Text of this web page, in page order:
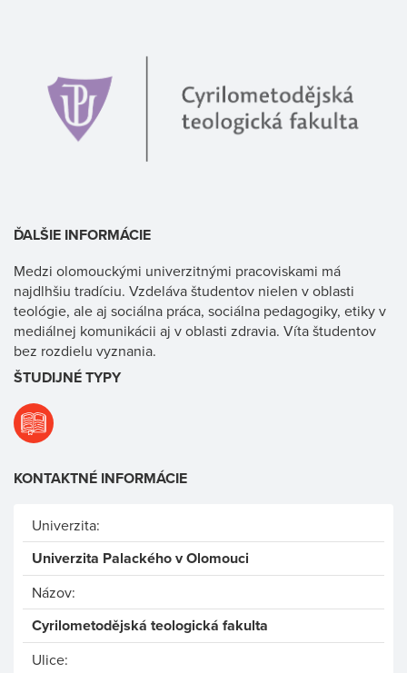
ĎALŠIE INFORMÁCIE
Medzi olomouckými univerzitnými pracoviskami má
najdlhšiu tradíciu. Vzdeláva študentov nielen v oblasti
teológie, ale aj sociálna práca, sociálna pedagogiky, etiky v
mediálnej komunikácii aj v oblasti zdravia. Víta študentov
bez rozdielu vyznania.
ŠTUDIJNÉ TYPY
KONTAKTNÉ INFORMÁCIE
Univerzita:
Univerzita Palackého v Olomouci
Názov:
Cyrilometodějská teologická fakulta
Ulice: